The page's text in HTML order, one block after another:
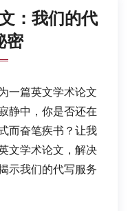
：我们的代
密
一篇英文学术论文
静中，你是否还在
而奋笔疾书？让我
文学术论文，解决
示我们的代写服务